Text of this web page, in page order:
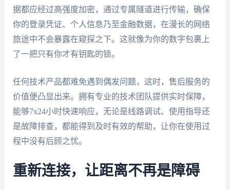
据都应经过高强度加密，通过专属隧道进行传输，确保
你的登录凭证、个人信息乃至金融数据，在漫长的网络
旅途中不会暴露在窥探之下。这就像为你的数字包裹上
了一把只有你才有钥匙的锁。
任何技术产品都难免遇到偶发问题，这时，售后服务的
价值便凸显出来。拥有专业的技术团队提供实时保障，
能够7x24小时快速响应，无论是线路调试、使用指导还
是故障排查，都能得到及时有效的帮助，让你在使用过
程中没有后顾之忧。
重新连接，让距离不再是障碍